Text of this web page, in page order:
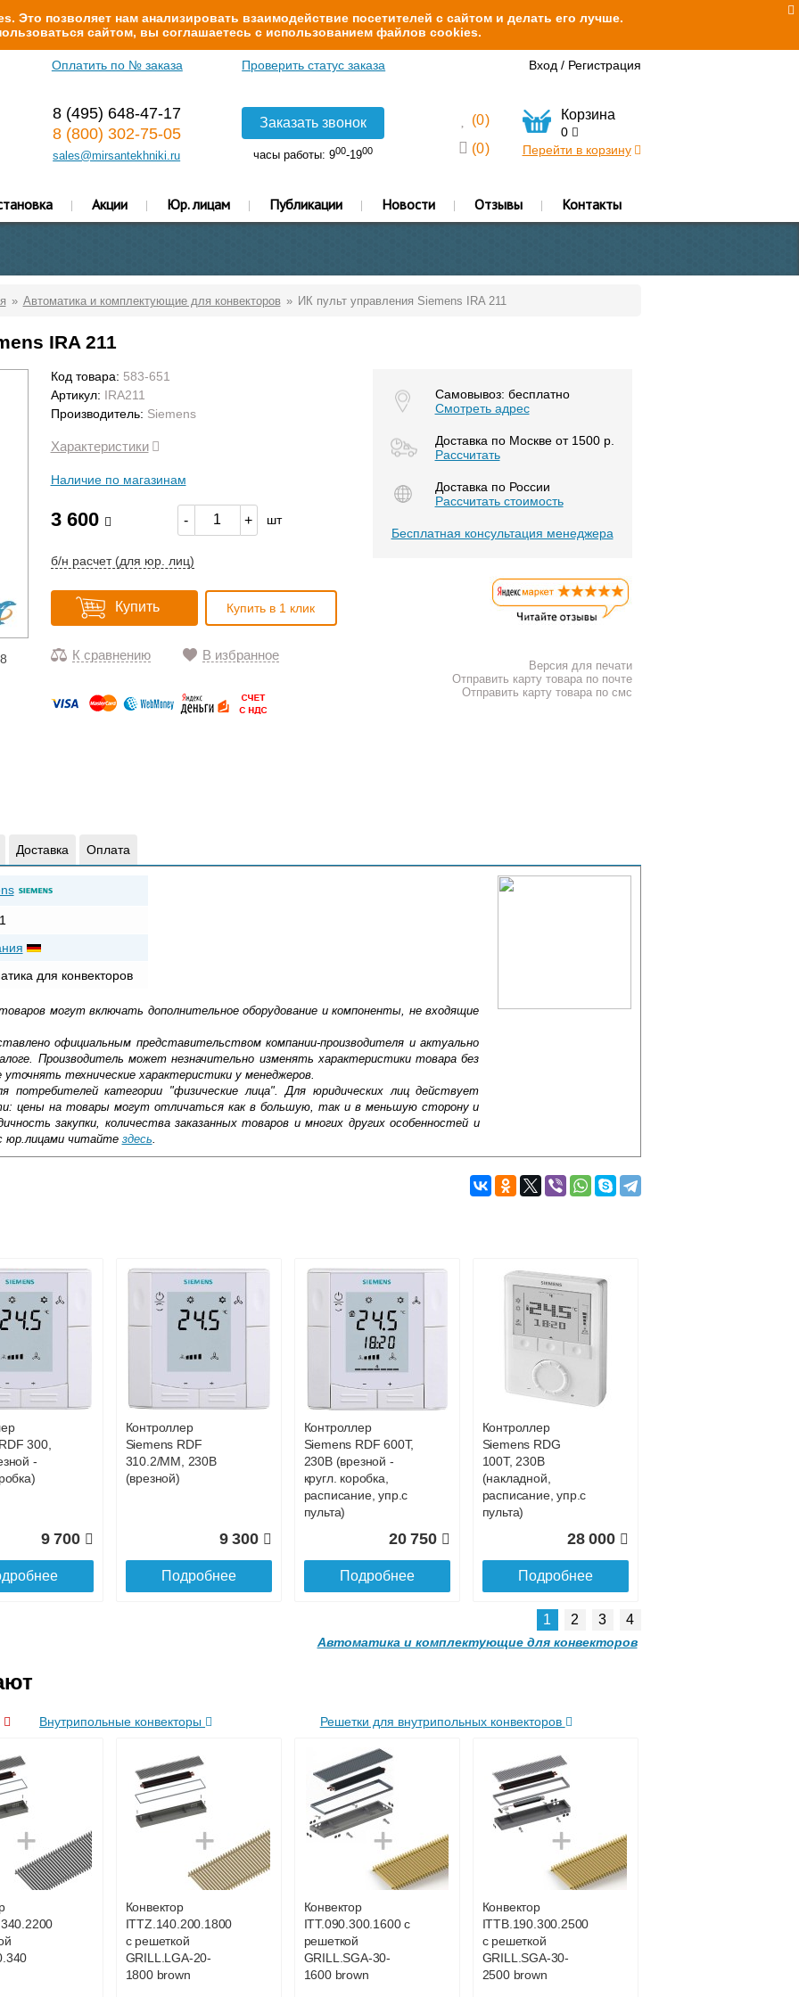
Это позволяет нам анализировать взаимодействие посетителей с сайтом и делать его лучше.
сайтом, вы соглашаетесь с использованием файлов cookies.
Оплатить по № заказа Проверить статус заказа Вход / Регистрация
8 (495) 648-47-17
8 (800) 302-75-05
sales@mirsantekhniki.ru
Заказать звонок
часы работы: 900-1900
(0)
(0)
Корзина
0
Перейти в корзину
Акции Юр. лицам Публикации Новости Отзывы Контакты
Автоматика и комплектующие для конвекторов ИК пульт управления Siemens IRA 211
IRA 211
Код товара: 583-651
Артикул: IRA211
Производитель: Siemens
Характеристики
Наличие по магазинам
3 600 - + шт
б/н расчет (для юр. лиц)
Купить Купить в 1 клик
К сравнению В избранное
Самовывоз: бесплатно
Смотреть адрес
Доставка по Москве от 1500 р.
Расcчитать
Доставка по России
Рассчитать стоимость
Бесплатная консультация менеджера
Версия для печати
Отправить карту товара по почте
Отправить карту товара по смс
Доставка Оплата
для конвекторов
могут включать дополнительное оборудование и компоненты, не входящие
официальным представительством компании-производителя и актуально
Производитель может незначительно изменять характеристики товара без
технические характеристики у менеджеров.
категории "физические лица". Для юридических лиц действует
цены на товары могут отличаться как в большую, так и в меньшую сторону и
закупки, количества заказанных товаров и многих других особенностей и
юр.лицами читайте здесь
области
до подъезда
Подробнее о доставке
как при доставке, так и самовывозом
Web-money, Qiwi-кошельки и другие).
НДС) подробнее...
Подробнее об оплате
300,
-
9 700
Контроллер
Siemens RDF
310.2/MM, 230В
(врезной)
9 300
Подробнее
Контроллер
Siemens RDF 600Т,
230В (врезной -
кругл. коробка,
расписание, упр.с
пульта)
20 750
Подробнее
Контроллер
Siemens RDG
100T, 230В
(накладной,
расписание, упр.с
пульта)
28 000
Подробнее
6 200
Модуль-адаптер
itermic ITTB на DIN
рейку
23 500
Подробнее
Привод клапана
Siemens STA23HD
5 600
Подробнее
Темоголовка
Siemens RTN51
3 950
Подробнее
1 2 3 4
Автоматика и комплектующие для конвекторов
Внутрипольные конвекторы Решетки для внутрипольных конвекторов
Конвектор
ITTZ.140.200.1800
с решеткой
GRILL.LGA-20-
1800 brown
Конвектор
ITT.090.300.1600 с
решеткой
GRILL.SGA-30-
1600 brown
Конвектор
ITTB.190.300.2500
с решеткой
GRILL.SGA-30-
2500 brown